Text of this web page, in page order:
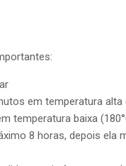
em temperatura alta
temperatura baixa
8 horas, depois ela